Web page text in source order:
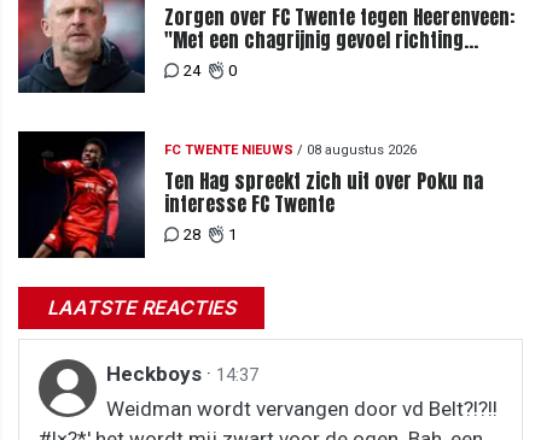
Zorgen over FC Twente tegen Heerenveen:
"Met een chagrijnig gevoel richting
Slowakije"
24 0
FC TWENTE NIEUWS / 08 augustus 2026
Ten Hag spreekt zich uit over Poku na
interesse FC Twente
28 1
LAATSTE REACTIES
Heckboys · 14:37
Weidman wordt vervangen door vd Belt?!?!!